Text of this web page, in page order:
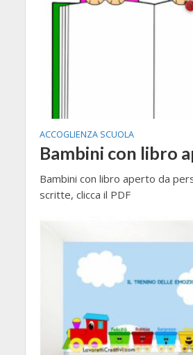
ACCOGLIENZA SCUOLA
Bambini con libro
Bambini con libro aperto da
scritte, clicca il PDF